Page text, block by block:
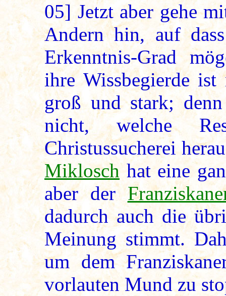
05] Jetzt aber gehe
Andern hin, auf
Erkenntnis-Grad
ihre Wissbegierde
groß und stark;
nicht, welche
Christussucherei
Mikloschhat eine
aber der
dadurch auch die
Meinung stimmt.
um dem
vorlauten Mund zu